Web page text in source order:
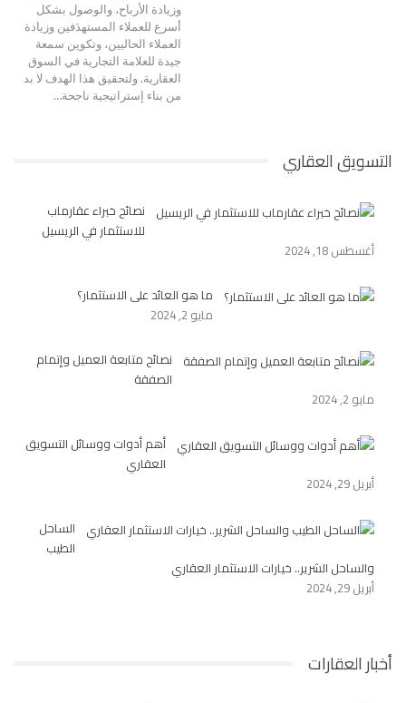
وزيادة الأرباح، والوصول بشكل
أسرع للعملاء المستهدَفين وزيادة
العملاء الحاليين، وتكوين سمعة
جيدة للعلامة التجارية في السوق
العقارية. ولتحقيق هذا الهدف لا بد
من بناء إستراتيجية ناجحة…
التسويق العقاري
نصائح خبراء عقارماب
للاستثمار في الريسيل
أغسطس 18, 2024
ما هو العائد على الاستثمار؟
مايو 2, 2024
نصائح متابعة العميل وإتمام
الصفقة
مايو 2, 2024
أهم أدوات ووسائل التسويق
العقاري
أبريل 29, 2024
الساحل
الطيب
والساحل الشرير.. خيارات الاستثمار العقاري
أبريل 29, 2024
أخبار العقارات